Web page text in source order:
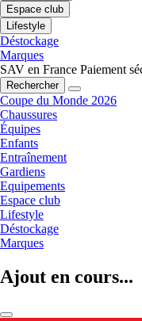
Espace club
Lifestyle
Déstockage
Marques
SAV en France Paiement
Rechercher
Coupe du Monde 2026
Chaussures
Équipes
Enfants
Entraînement
Gardiens
Equipements
Espace club
Lifestyle
Déstockage
Marques
Ajout en cours...